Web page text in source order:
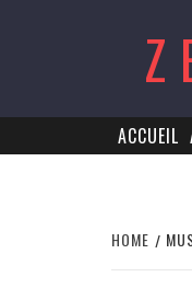
ACCUEIL
HOME